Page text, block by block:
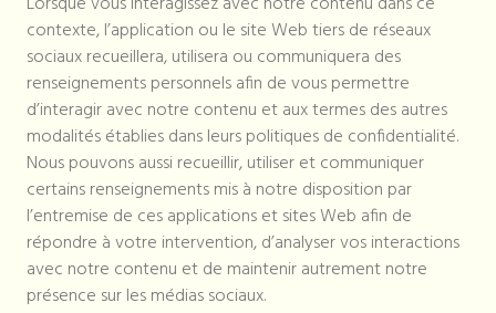
contexte, l’application ou le site Web tiers de réseaux
sociaux recueillera, utilisera ou communiquera des
renseignements personnels afin de vous permettre
d’interagir avec notre contenu et aux termes des autres
modalités établies dans leurs politiques de confidentialité.
Nous pouvons aussi recueillir, utiliser et communiquer
certains renseignements mis à notre disposition par
l’entremise de ces applications et sites Web afin de
répondre à votre intervention, d’analyser vos interactions
avec notre contenu et de maintenir autrement notre
présence sur les médias sociaux.